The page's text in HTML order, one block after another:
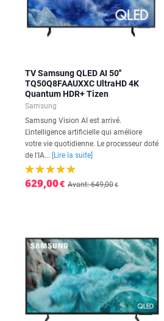
TV Samsung QLED AI 50''
TQ50Q8FAAUXXC UltraHD 4K
Quantum HDR+ Tizen
Samsung
Samsung Vision AI est arrivé.
L'intelligence artificielle qui améliore
votre vie quotidienne. Le processeur doté
de l'IA...
[Lire la suite]
629,00€ Avant: 649,00€